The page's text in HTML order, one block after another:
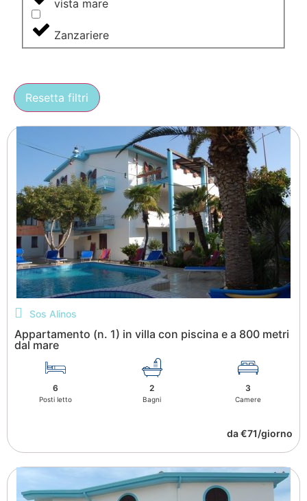
vista mare
Zanzariere
Resetta filtri
Sos Alinos
Appartamento (n. 1) in villa con piscina e a 800 metri
dal mare
6
Posti letto
2
Bagni
3
Camere
da €71/giorno